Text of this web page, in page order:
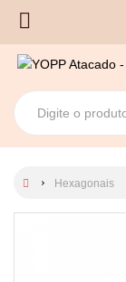
Hexagonais